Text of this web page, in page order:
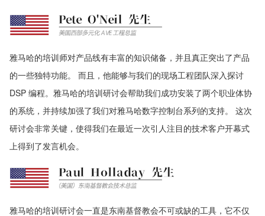
雅马哈的培训师对产品线有丰富的知识储备，并且真正突出了产品
的一些独特功能。 而且，他能够与我们的现场工程团队深入探讨
DSP 编程。雅马哈的培训研讨会帮助我们成功安装了两个职业体协
的系统，并持续加强了我们对雅马哈数字控制台系列的支持。 这次
研讨会非常关键，使得我们在最近一次引人注目的技术客户开幕式
上得到了发言机会。
雅马哈的培训研讨会一直是东南基督教会不可或缺的工具，它不仅